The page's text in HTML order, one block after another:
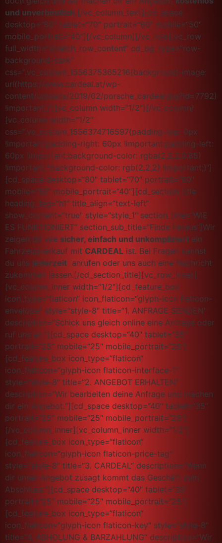
und unverbindlich.[/vc_column_text][cd_space
desktop=“80″ tablet=“70″ portrait=“60″ mobile=“50″
mobile_portrait=“40″][/vc_column][/vc_row][vc_row
full_width=“stretch_row_content“ cd_bg_type=“row-
background-dark“
css=“.vc_custom_1556375365216{background-image:
url(https://www.cardeal.at/wp-
content/uploads/2019/02/porsche_cardeal.jpg?id=7792)
!important;}“][vc_column width=“1/2″][/vc_column]
[vc_column width=“1/2″
css=“.vc_custom_1556374716597{padding-top: 0px
!important;padding-right: 60px !important;padding-left:
60px !important;background-color: rgba(2,2,2,0.85)
!important;*background-color: rgb(2,2,2) !important;}“]
[cd_space desktop=“80″ tablet=“70″ portrait=“60″
mobile=“50″ mobile_portrait=“40″][cd_section_title
heading_tag=“h1″ title_align=“text-left“
show_content=“true“ style=“style_1″ section_title=“WIE
ES FUNKTIONIERT“ section_sub_title=“Finde heraus“]Wir
zeigen dir wie sicher, einfach und unkompliziert ein
Fahrzeugverkauf mit CARDEAL ist. Bei Fragen kannst
du uns jederzeit anrufen oder uns auch eine Nachricht
zukommen lassen.[/cd_section_title][vc_row_inner]
[vc_column_inner width=“1/2″][cd_feature_box
icon_type=“flaticon“ icon_flaticon=“glyph-icon flaticon-
envelope“ style=“style-8″ title=“1. ANFRAGE SENDEN“
description=“Schick uns gleich online eine Anfrage oder
ruf uns an.“][cd_space desktop=“40″ tablet=“35″
portrait=“25″ mobile=“25″ mobile_portrait=“25″]
[cd_feature_box icon_type=“flaticon“
icon_flaticon=“glyph-icon flaticon-interface-1″
style=“style-8″ title=“2. ANGEBOT ERHALTEN“
description=“Wir bearbeiten deine Anfrage und machen
dir ein Angebot.“][cd_space desktop=“40″ tablet=“35″
portrait=“25″ mobile=“25″ mobile_portrait=“25″]
[/vc_column_inner][vc_column_inner width=“1/2″]
[cd_feature_box icon_type=“flaticon“
icon_flaticon=“glyph-icon flaticon-price-tag“
style=“style-8″ title=“3. CARDEAL“ description=“Wenn
dir unser Angebot zusagt kommt das Geschäft zum
Abschluss.“][cd_space desktop=“40″ tablet=“35″
portrait=“25″ mobile=“25″ mobile_portrait=“25″]
[cd_feature_box icon_type=“flaticon“
icon_flaticon=“glyph-icon flaticon-key“ style=“style-8″
title=“4. ABHOLUNG & BARZAHLUNG“ description=“Wir